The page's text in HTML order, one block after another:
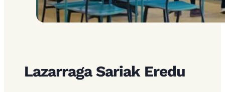
Lazarraga Sariak Eredu